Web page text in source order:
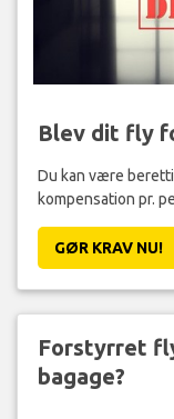
Blev dit fly
Du kan være
kompensation pr.
GØR KRAV NU!
Forstyrret
bagage?